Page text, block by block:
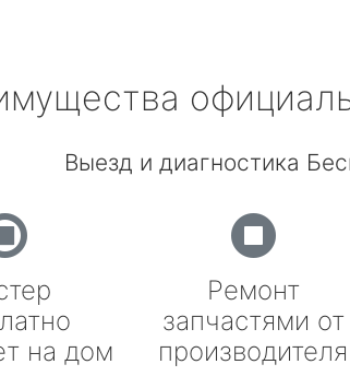
Выезд и диагностика
на дом
Ремонт
запчастями от
производителя